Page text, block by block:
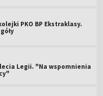
PKO BP Ekstraklasy.
Legii. "Na wspomnienia